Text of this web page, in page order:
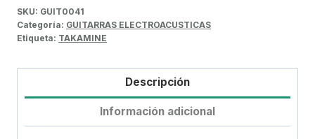
SKU: GUIT0041
Categoría: GUITARRAS ELECTROACUSTICAS
Etiqueta: TAKAMINE
Descripción
Información adicional